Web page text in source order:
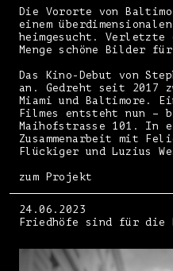
Die Vororte von
einem
heimgesucht.
Menge schöne Bilder für
Das Kino-Debut von
an. Gedreht seit 2017
Miami und Baltimore.
Filmes entsteht nun –
Maihofstrasse 101. In
Zusammenarbeit mit
Flückiger und Luzius
zum Projekt
24.06.2023
Friedhöfe sind für die